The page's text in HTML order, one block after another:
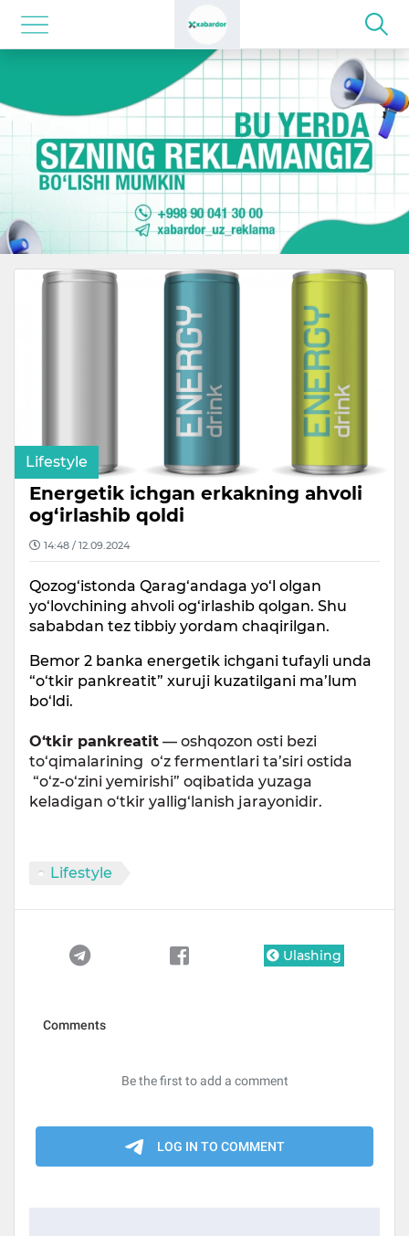
Lifestyle
Energetik ichgan erkakning ahvoli
og‘irlashib qoldi
14:48 / 12.09.2024
Qozog‘istonda Qarag‘andaga yo‘l olgan
yo‘lovchining ahvoli og‘irlashib qolgan. Shu
sababdan tez tibbiy yordam chaqirilgan.
Bemor 2 banka energetik ichgani tufayli unda
“o‘tkir pankreatit” xuruji kuzatilgani ma’lum
bo‘ldi.
O‘tkir pankreatit — oshqozon osti bezi
to‘qimalarining o‘z fermentlari ta’siri ostida
“o‘z-o‘zini yemirishi” oqibatida yuzaga
keladigan o‘tkir yallig‘lanish jarayonidir.
Lifestyle
Ulashing